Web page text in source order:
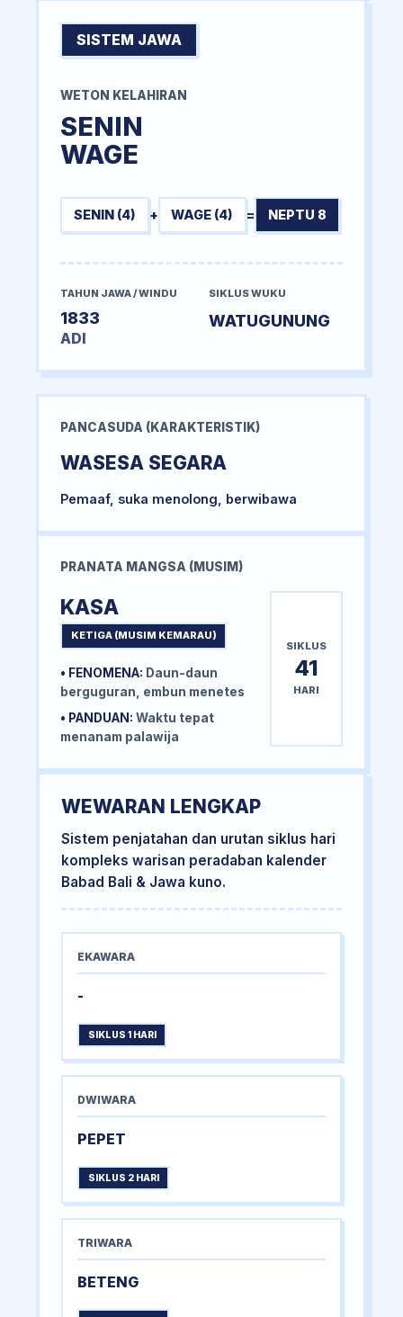
SISTEM JAWA
WETON KELAHIRAN
SENIN
WAGE
SENIN (4) + WAGE (4) = NEPTU 8
TAHUN JAWA / WINDU
1833
ADI
SIKLUS WUKU
WATUGUNUNG
PANCASUDA (KARAKTERISTIK)
WASESA SEGARA
Pemaaf, suka menolong, berwibawa
PRANATA MANGSA (MUSIM)
KASA
KETIGA (MUSIM KEMARAU)
• FENOMENA: Daun-daun
berguguran, embun menetes
• PANDUAN: Waktu tepat
menanam palawija
SIKLUS
41
HARI
WEWARAN LENGKAP
Sistem penjatahan dan urutan siklus hari
kompleks warisan peradaban kalender
Babad Bali & Jawa kuno.
EKAWARA
-
SIKLUS 1 HARI
DWIWARA
PEPET
SIKLUS 2 HARI
TRIWARA
BETENG